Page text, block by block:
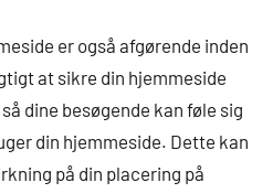
er også afgørende inden
at sikre din hjemmeside
dine besøgende kan føle sig
din hjemmeside. Dette kan
på din placering på